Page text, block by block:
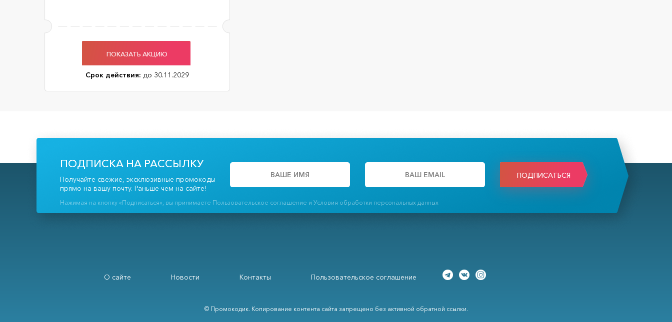
ПОКАЗАТЬ АКЦИЮ
Срок действия: до 30.11.2029
ПОДПИСКА НА РАССЫЛКУ
Получайте свежие, эксклюзивные промокоды
прямо на вашу почту. Раньше чем на сайте!
ПОДПИСАТЬСЯ
Нажимая на кнопку «Подписаться», вы принимаете Пользовательское соглашение и Условия обработки персональных данных
О сайте Новости Контакты Пользовательское соглашение
© Промокодик. Копирование контента сайта запрещено без активной обратной ссылки.